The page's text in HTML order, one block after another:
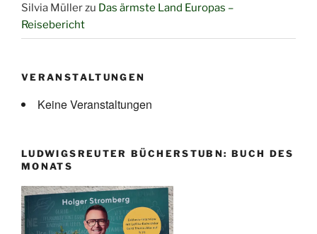
Silvia Müllerzu Das ärmste Land Europas –
Reisebericht
VERANSTALTUNGEN
Keine Veranstaltungen
LUDWIGSREUTER BÜCHERSTUBN: BUCH DES
MONATS